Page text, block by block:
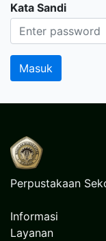
Kata Sandi
Perpustakaan
Informasi
Layanan